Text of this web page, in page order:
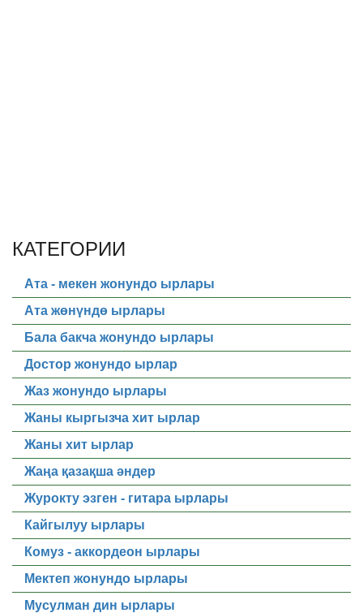
КАТЕГОРИИ
Ата - мекен жонундо ырлары
Ата жөнүндө ырлары
Бала бакча жонундо ырлары
Достор жонундо ырлар
Жаз жонундо ырлары
Жаны кыргызча хит ырлар
Жаны хит ырлар
Жаңа қазақша әндер
Журокту эзген - гитара ырлары
Кайгылуу ырлары
Комуз - аккордеон ырлары
Мектеп жонундо ырлары
Мусулман дин ырлары